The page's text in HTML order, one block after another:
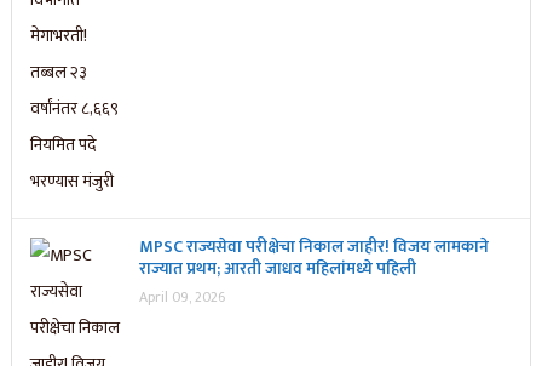
MPSC राज्यसेवा परीक्षेचा निकाल जाहीर! विजय लामकाने
राज्यात प्रथम; आरती जाधव महिलांमध्ये पहिली
April 09, 2026